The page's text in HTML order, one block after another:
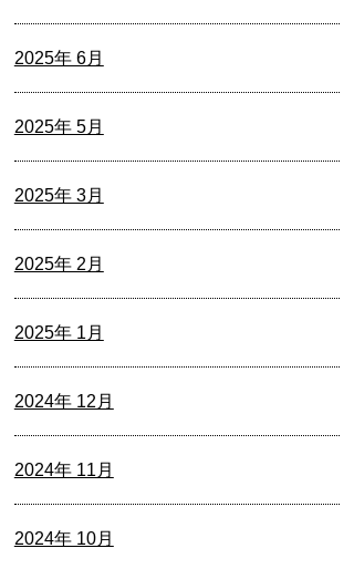
2025年 6月
2025年 5月
2025年 3月
2025年 2月
2025年 1月
2024年 12月
2024年 11月
2024年 10月